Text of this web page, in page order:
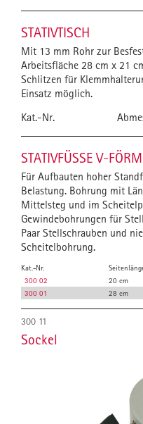
STATIVTISCH
Mit 13 mm Rohr zur
Arbeitsfläche 28 cm x 21
Schlitzen für
Einsatz möglich.
Kat.-Nr.
STATIVFÜSSE V-
Für Aufbauten hoher
Belastung. Bohrung mit
Mittelsteg und im
Gewindebohrungen für
Paar Stellschrauben und
Scheitelbohrung.
Kat.-Nr.
300 02
20 cm
300 01
28 cm
300 11
Sockel